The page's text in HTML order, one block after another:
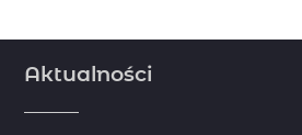
Aktualności